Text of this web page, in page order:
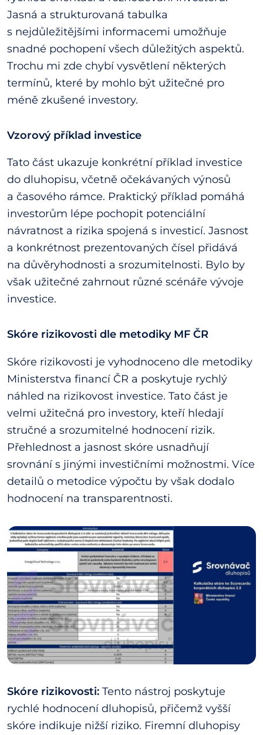
Jasná a strukturovaná tabulka
s nejdůležitějšími informacemi umožňuje
snadné pochopení všech důležitých aspektů.
Trochu mi zde chybí vysvětlení některých
termínů, které by mohlo být užitečné pro
méně zkušené investory.
Vzorový příklad investice
Tato část ukazuje konkrétní příklad investice
do dluhopisu, včetně očekávaných výnosů
a časového rámce. Praktický příklad pomáhá
investorům lépe pochopit potenciální
návratnost a rizika spojená s investicí. Jasnost
a konkrétnost prezentovaných čísel přidává
na důvěryhodnosti a srozumitelnosti. Bylo by
však užitečné zahrnout různé scénáře vývoje
investice.
Skóre rizikovosti dle metodiky MF ČR
Skóre rizikovosti je vyhodnoceno dle metodiky
Ministerstva financí ČR a poskytuje rychlý
náhled na rizikovost investice. Tato část je
velmi užitečná pro investory, kteří hledají
stručné a srozumitelné hodnocení rizik.
Přehlednost a jasnost skóre usnadňují
srovnání s jinými investičními možnostmi. Více
detailů o metodice výpočtu by však dodalo
hodnocení na transparentnosti.
Skóre rizikovosti: Tento nástroj poskytuje
rychlé hodnocení dluhopisů, přičemž vyšší
skóre indikuje nižší riziko. Firemní dluhopisy